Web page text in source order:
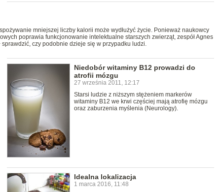
mniejszej liczby kalorii może wydłużyć życie. Ponieważ naukowcy
poprawia funkcjonowanie intelektualne starszych zwierząt, zespół Agnes
czy podobnie dzieje się w przypadku ludzi.
Niedobór witaminy B12 prowadzi do
atrofii mózgu
27 września 2011, 12:17
Starsi ludzie z niższym stężeniem markerów
witaminy B12 we krwi częściej mają atrofię mózgu
oraz zaburzenia myślenia (Neurology).
Idealna lokalizacja
1 marca 2016, 11:48